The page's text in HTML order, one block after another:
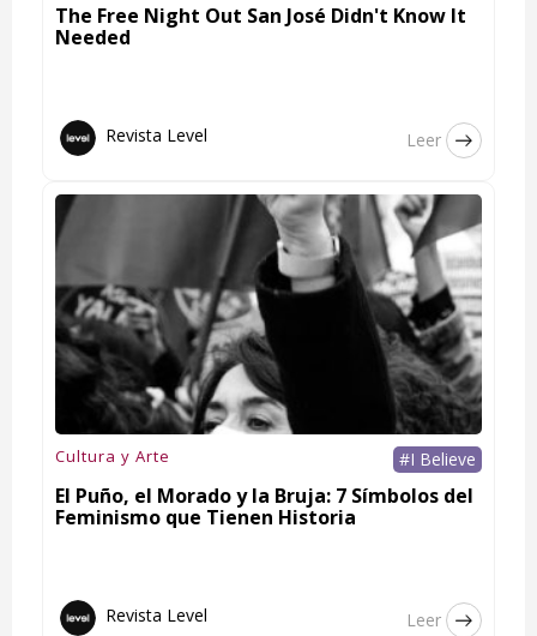
The Free Night Out San José Didn't Know It
Needed
Revista Level Leer
Cultura y Arte #I Believe
El Puño, el Morado y la Bruja: 7 Símbolos del
Feminismo que Tienen Historia
Revista Level Leer